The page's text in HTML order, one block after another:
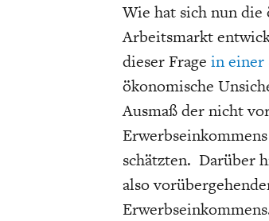
Wie hat sich nun
Arbeitsmarkt
dieser Frage in einer
ökonomische
Ausmaß der nicht
schätzten. Darüber
also